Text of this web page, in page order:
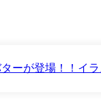
ーが登場！！イ